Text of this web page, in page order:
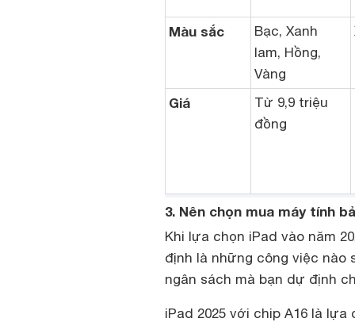
Màu sắc
Bạc, Xanh
lam, Hồng,
Vàng
Giá
Từ 9,9 triệu
đồng
3. Nên chọn mua máy tính
Khi lựa chọn iPad vào năm
định là những công việc
ngân sách mà bạn dự định
iPad 2025 với chip A16 là